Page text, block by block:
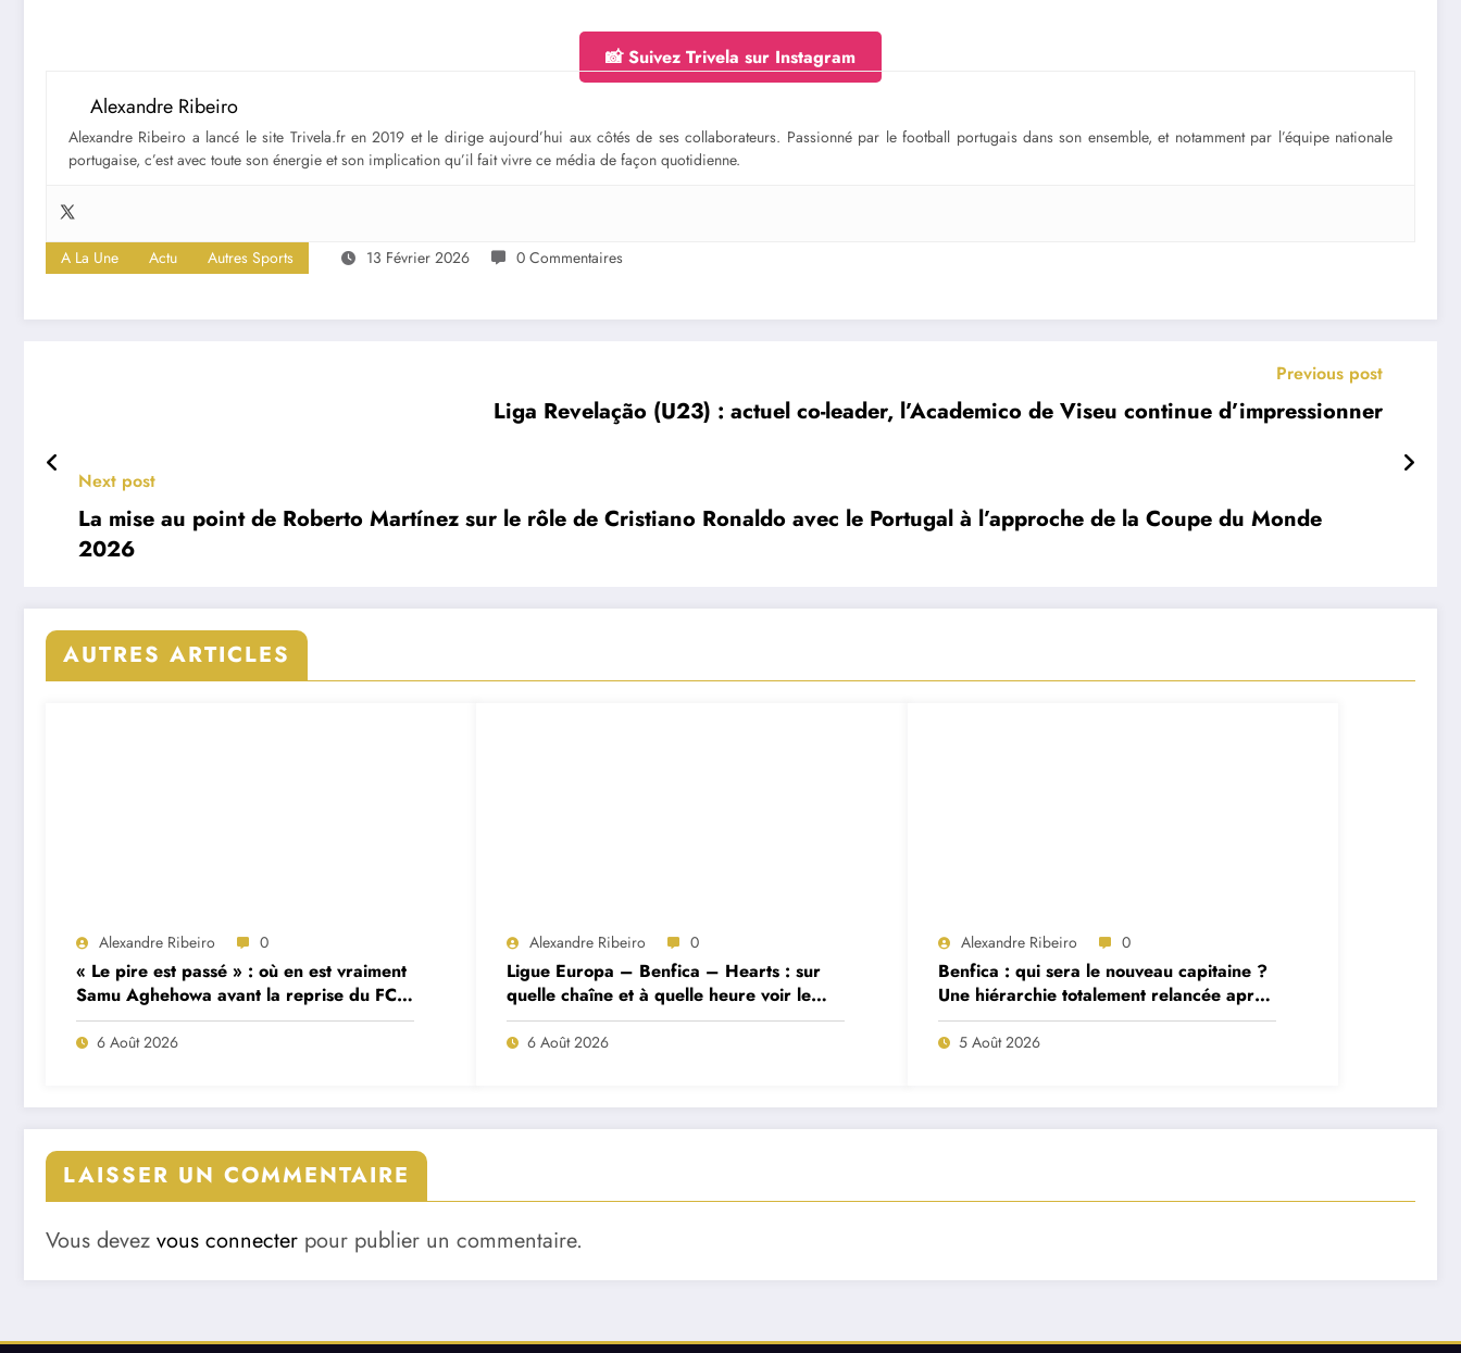
📸 Suivez Trivela sur Instagram
Alexandre Ribeiro
Alexandre Ribeiro a lancé le site Trivela.fr en 2019 et le dirige aujourd’hui aux côtés de ses collaborateurs. Passionné par le football portugais dans son ensemble, et notamment par l’équipe nationale
portugaise, c’est avec toute son énergie et son implication qu’il fait vivre ce média de façon quotidienne.
A La Une Actu Autres Sports 13 Février 2026 0 Commentaires
Previous post
Liga Revelação (U23) : actuel co-leader, l’Academico de Viseu continue d’impressionner
Next post
La mise au point de Roberto Martínez sur le rôle de Cristiano Ronaldo avec le Portugal à l’approche de la Coupe du Monde
2026
AUTRES ARTICLES
Alexandre Ribeiro 0
« Le pire est passé » : où en est vraiment
Samu Aghehowa avant la reprise du FC
Porto ?
6 Août 2026
Alexandre Ribeiro 0
Ligue Europa – Benfica – Hearts : sur
quelle chaîne et à quelle heure voir le
match ?
6 Août 2026
Alexandre Ribeiro 0
Benfica : qui sera le nouveau capitaine ?
Une hiérarchie totalement relancée après
deux départs majeurs
5 Août 2026
LAISSER UN COMMENTAIRE
Vous devez vous connecter pour publier un commentaire.